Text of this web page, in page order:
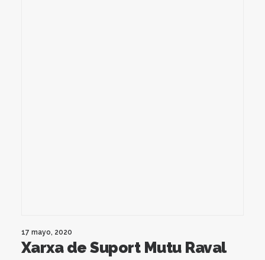
17 mayo, 2020
Xarxa de Suport Mutu Raval